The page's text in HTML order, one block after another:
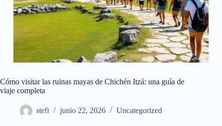
Cómo visitar las ruinas mayas de Chichén Itzá: una guía de
viaje completa
stefi junio 22, 2026 Uncategorized